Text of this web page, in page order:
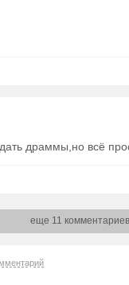
драммы,но всё
еще 11 комментариев